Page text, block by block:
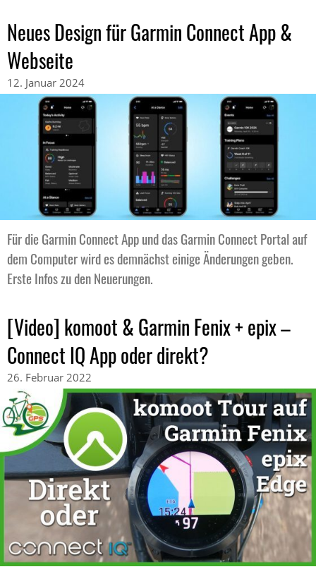
Neues Design für Garmin Connect App &
Webseite
12. Januar 2024
Für die Garmin Connect App und das Garmin Connect Portal auf
dem Computer wird es demnächst einige Änderungen geben.
Erste Infos zu den Neuerungen.
[Video] komoot & Garmin Fenix + epix –
Connect IQ App oder direkt?
26. Februar 2022